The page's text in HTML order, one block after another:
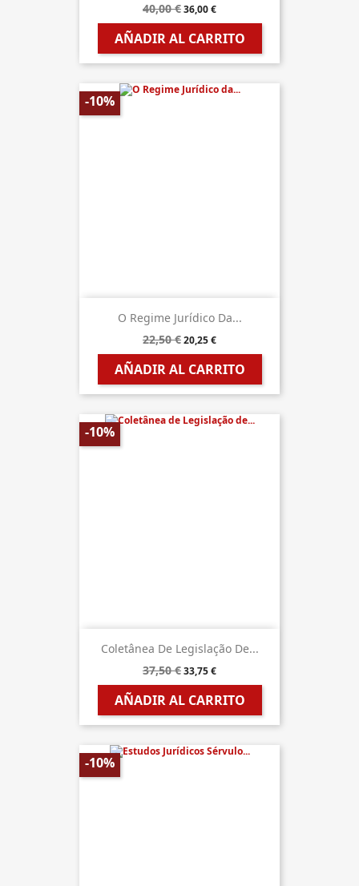
40,00 €36,00 €
AÑADIR AL CARRITO
O Regime Jurídico Da...
22,50 €20,25 €
AÑADIR AL CARRITO
-10%
Coletânea De Legislação De...
37,50 €33,75 €
AÑADIR AL CARRITO
-10%
-10%